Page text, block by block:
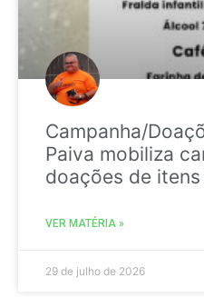
Campanha/
Paiva mobiliza
doações de
VER MATÉRIA »
29 de julho de 2026